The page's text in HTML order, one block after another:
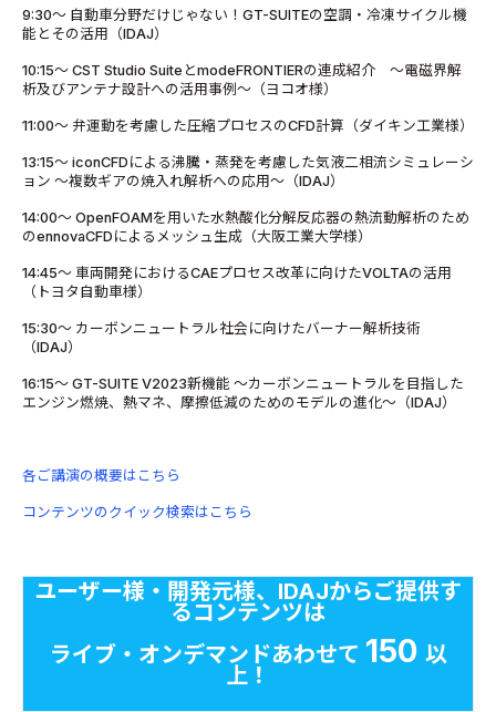
9:30～ 自動車分野だけじゃない！GT-SUITEの空調・冷凍サイクル機
能とその活用（IDAJ）
10:15～ CST Studio SuiteとmodeFRONTIERの連成紹介 ～電磁界解
析及びアンテナ設計への活用事例～（ヨコオ様）
11:00～ 弁運動を考慮した圧縮プロセスのCFD計算（ダイキン工業様）
13:15～ iconCFDによる沸騰・蒸発を考慮した気液二相流シミュレーシ
ョン ～複数ギアの焼入れ解析への応用～（IDAJ）
14:00～ OpenFOAMを用いた水熱酸化分解反応器の熱流動解析のため
のennovaCFDによるメッシュ生成（大阪工業大学様）
14:45～ 車両開発におけるCAEプロセス改革に向けたVOLTAの活用
（トヨタ自動車様）
15:30～ カーボンニュートラル社会に向けたバーナー解析技術
（IDAJ）
16:15～ GT-SUITE V2023新機能 ～カーボンニュートラルを目指した
エンジン燃焼、熱マネ、摩擦低減のためのモデルの進化～（IDAJ）
各ご講演の概要はこちら
コンテンツのクイック検索はこちら
ユーザー様・開発元様、IDAJからご提供す
るコンテンツは
ライブ・オンデマンドあわせて 150 以
上！